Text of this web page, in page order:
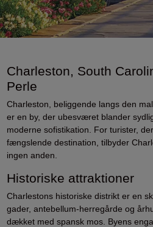
Charleston, South
Perle
Charleston, beliggende langs den
er en by, der ubesværet blander
moderne sofistikation. For turister,
fængslende destination, tilbyder
ingen anden.
Historiske attraktioner
Charlestons historiske distrikt er en
gader, antebellum-herregårde og
dækket med spansk mos. Byens